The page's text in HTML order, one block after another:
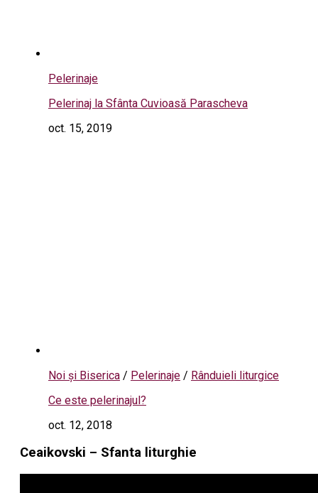
Pelerinaje
Pelerinaj la Sfânta Cuvioasă Parascheva
oct. 15, 2019
Noi și Biserica / Pelerinaje / Rânduieli liturgice
Ce este pelerinajul?
oct. 12, 2018
Ceaikovski – Sfanta liturghie